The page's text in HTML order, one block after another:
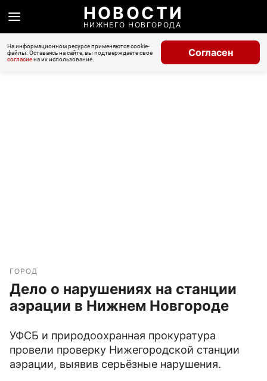
НОВОСТИ
НИЖНЕГО НОВГОРОДА
На информационном ресурсе применяются cookie-
файлы. Оставаясь на сайте, вы подтверждаете свое
согласиена их использование.
Согласен
ГОРОД
Дело о нарушениях на станции
аэрации в Нижнем Новгороде
УФСБ и природоохранная прокуратура
провели проверку Нижегородской станции
аэрации, выявив серьёзные нарушения.